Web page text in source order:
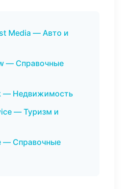
Media — Авто и
— Справочные
— Недвижимость
— Туризм и
— Справочные